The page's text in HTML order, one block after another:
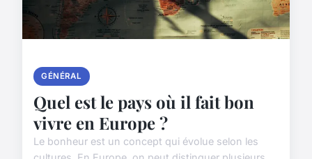
GÉNÉRAL
Quel est le pays où il fait bon
vivre en Europe ?
Le bonheur est un concept qui évolue selon les